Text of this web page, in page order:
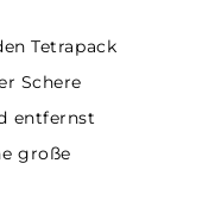
Tetrapack
Schere
entfernst
große